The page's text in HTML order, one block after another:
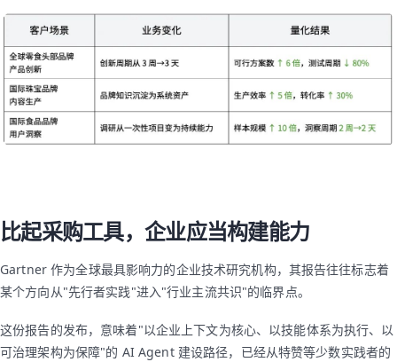
比起采购工具，企业应当构建能力
Gartner 作为全球最具影响力的企业技术研究机构，其报告往往标志着
某个方向从"先行者实践"进入"行业主流共识"的临界点。
这份报告的发布，意味着"以企业上下文为核心、以技能体系为执行、以
可治理架构为保障"的 AI Agent 建设路径，已经从特赞等少数实践者的